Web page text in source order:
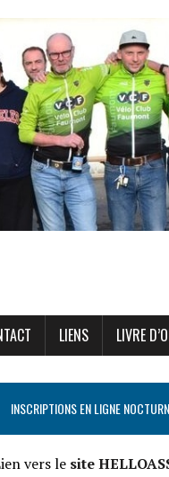
LIENS LIVRE
INSCRIPTIONS EN LIGNE
vers le site